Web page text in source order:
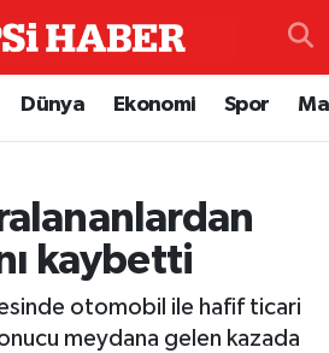
Dünya Ekonomi Spor
kaybetti
otomobil ile hafif ticari
meydana gelen kazada
Haritası
ve Fikstür